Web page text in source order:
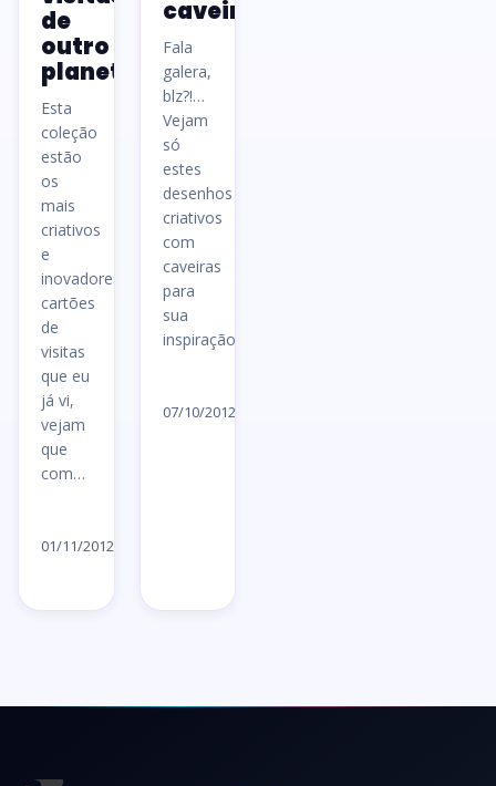
de
outro
planeta
Esta
coleção
estão
os
mais
criativos
e
inovadores
cartões
de
visitas
que eu
já vi,
vejam
que
com…
01/11/2012
caveiras.
Fala
galera,
blz?!…
Vejam
só
estes
desenhos
criativos
com
caveiras
para
sua
inspiração!
07/10/2012